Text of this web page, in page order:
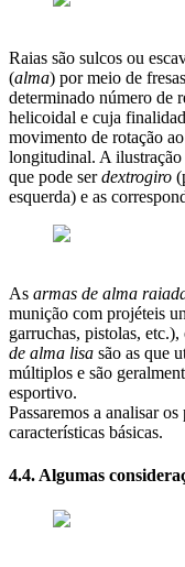
Raias são sulcos ou
(alma) por meio de
determinado número de
helicoidal e cuja
movimento de rotação
longitudinal. A
que pode serdextrogiro
esquerda) e as
As armas de alma
munição com projéteis
garruchas, pistolas, etc.),
de alma lisa são as que
múltiplos e são
esportivo.
Passaremos a analisar
características básicas.
4.4. Algumas